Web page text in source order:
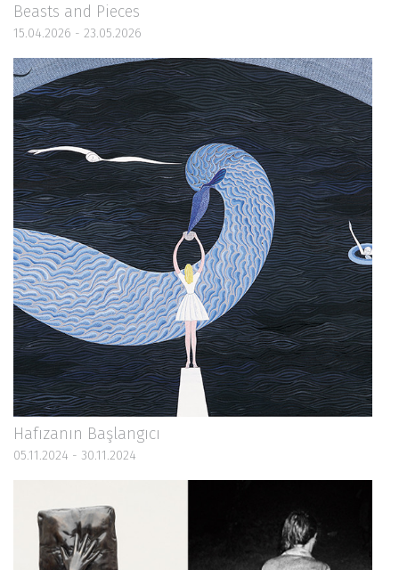
Beasts and Pieces
15.04.2026 - 23.05.2026
Hafızanın Başlangıcı
05.11.2024 - 30.11.2024